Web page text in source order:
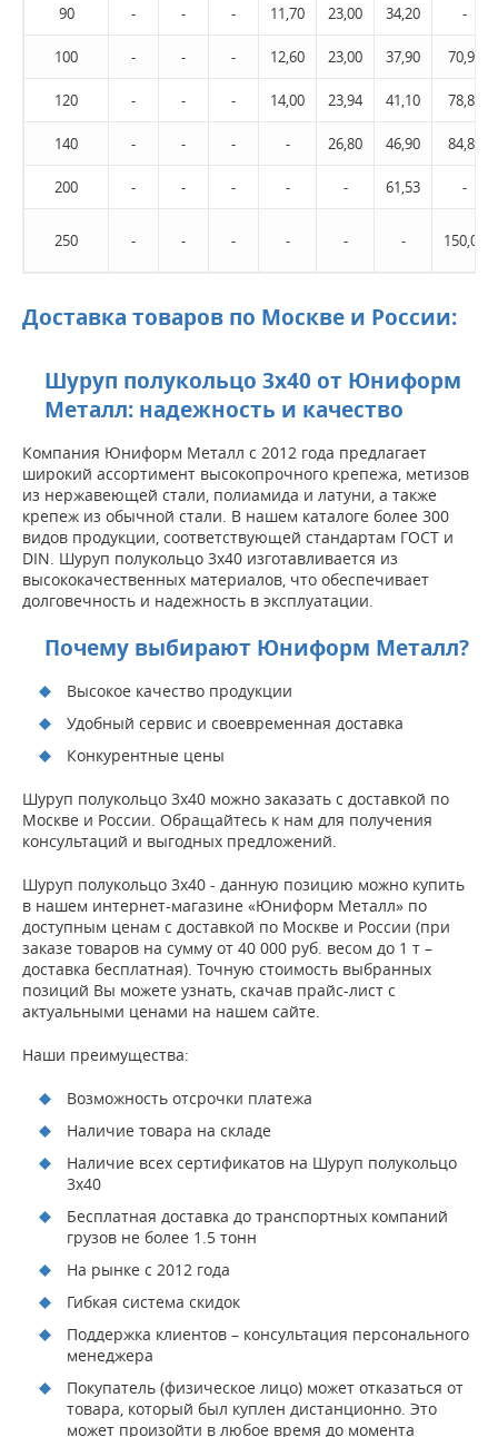
90 - - - 11,70 23,00 34,20 -
100 - - - 12,60 23,00 37,90 70,99
120 - - - 14,00 23,94 41,10 78,88
140 - - - - 26,80 46,90 84,80
200 - - - - - 61,53 -
250 - - - - - - 150,00
Доставка товаров по Москве и России:
Шуруп полукольцо 3х40 от Юниформ
Металл: надежность и качество
Компания Юниформ Металл с 2012 года предлагает
широкий ассортимент высокопрочного крепежа, метизов
из нержавеющей стали, полиамида и латуни, а также
крепеж из обычной стали. В нашем каталоге более 300
видов продукции, соответствующей стандартам ГОСТ и
DIN. Шуруп полукольцо 3х40 изготавливается из
высококачественных материалов, что обеспечивает
долговечность и надежность в эксплуатации.
Почему выбирают Юниформ Металл?
Высокое качество продукции
Удобный сервис и своевременная доставка
Конкурентные цены
Шуруп полукольцо 3х40 можно заказать с доставкой по
Москве и России. Обращайтесь к нам для получения
консультаций и выгодных предложений.
Шуруп полукольцо 3х40 - данную позицию можно купить
в нашем интернет-магазине «Юниформ Металл» по
доступным ценам с доставкой по Москве и России (при
заказе товаров на сумму от 40 000 руб. весом до 1 т –
доставка бесплатная). Точную стоимость выбранных
позиций Вы можете узнать, скачав прайс-лист с
актуальными ценами на нашем сайте.
Наши преимущества:
Возможность отсрочки платежа
Наличие товара на складе
Наличие всех сертификатов на Шуруп полукольцо
3х40
Бесплатная доставка до транспортных компаний
грузов не более 1.5 тонн
На рынке с 2012 года
Гибкая система скидок
Поддержка клиентов – консультация персонального
менеджера
Покупатель (физическое лицо) может отказаться от
товара, который был куплен дистанционно. Это
может произойти в любое время до момента